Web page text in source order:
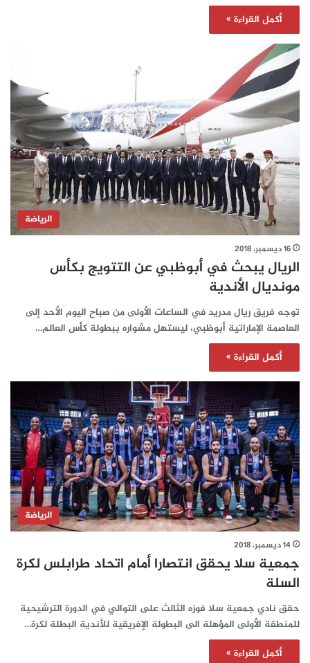
أكمل القراءة »
الرياضة
16 ديسمبر، 2018
الريال يبحث في أبوظبي عن التتويج بكأس
مونديال الأندية
توجه فريق ريال مدريد في الساعات الأولى من صباح اليوم الأحد إلى
العاصمة الإماراتية أبوظبي، ليستهل مشواره ببطولة كأس العالم…
أكمل القراءة »
الرياضة
14 ديسمبر، 2018
جمعية سلا يحقق انتصارا أمام اتحاد طرابلس لكرة
السلة
حقق نادي جمعية سلا فوزه الثالث على التوالي في الدورة الترشيحية
للمنطقة الأولى المؤهلة الى البطولة الإفريقية للأندية البطلة لكرة…
أكمل القراءة »